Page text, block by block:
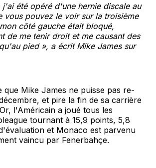
j'ai été opéré d'une hernie discale au
vous pouvez le voir sur la troisième
côté gauche était bloqué,
de me tenir droit et me causant des
pied », a écrit Mike James sur
que Mike James ne puisse pas re-
et pire la fin de sa carrière
l'Américain a joué tous les
tournant à 15,9 points, 5,8
et Monaco est parvenu
vaincu par Fenerbahçe.